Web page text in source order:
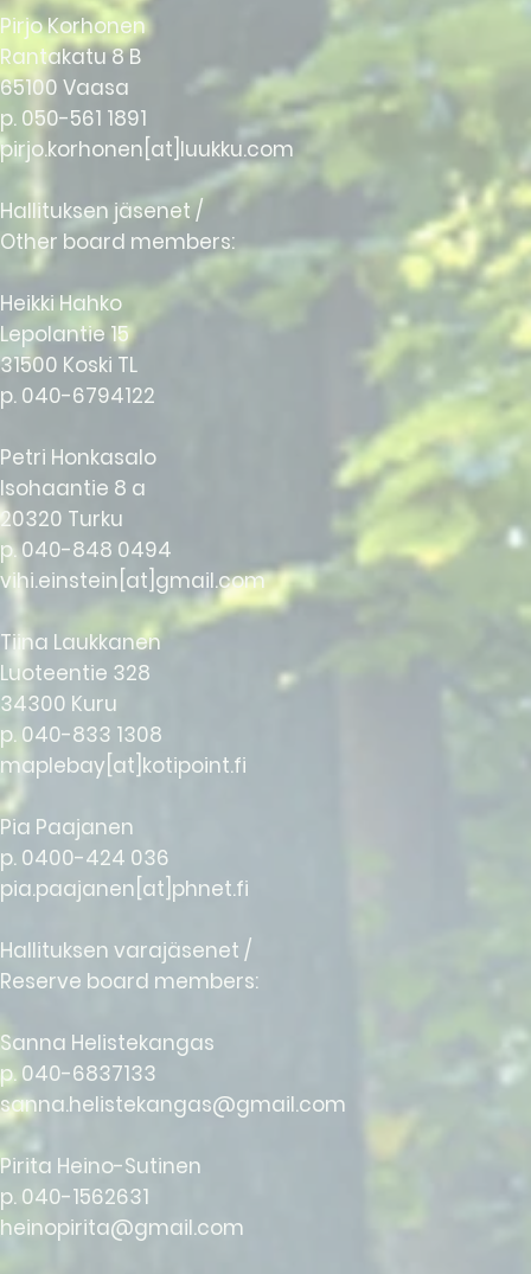
Pirjo Korhonen
Rantakatu 8 B
65100 Vaasa
p. 050-561 1891
pirjo.korhonen[at]luukku.com
Hallituksen jäsenet /
Other board members:
Heikki Hahko
Lepolantie 15
31500 Koski TL
p. 040-6794122
Petri Honkasalo
Isohaantie 8 a
20320 Turku
p. 040-848 0494
vihi.einstein[at]gmail.com
Tiina Laukkanen
Luoteentie 328
34300 Kuru
p. 040-833 1308
maplebay[at]kotipoint.fi
Pia Paajanen
p. 0400-424 036
pia.paajanen[at]phnet.fi
Hallituksen varajäsenet /
Reserve board members:
Sanna Helistekangas
p. 040-6837133
sanna.helistekangas@gmail.com
Pirita Heino-Sutinen
p. 040-1562631
heinopirita@gmail.com